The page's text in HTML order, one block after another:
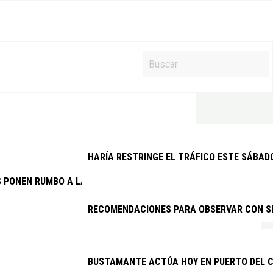
PONEN RUMBO A LANZAROTE EN LA REGATA INTERNACIONAL
HARÍA RESTRINGE EL TRÁFICO ESTE
RECOMENDACIONES PARA OBSERVAR CON
BUSTAMANTE ACTÚA HOY EN PUERTO DEL